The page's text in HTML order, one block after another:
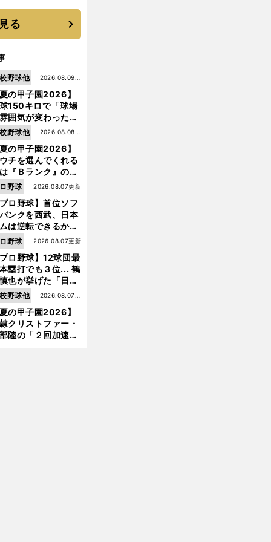
る
の甲子園2026】
150キロで「球場
囲気が変わった」
ぶり白星を呼ん
分商・平田玲翔の
れぬ才能
2026.08.09更
野球他
の甲子園2026】
チを選んでくれる
『Ｂランク』の選
ち」 八幡商が15
り甲子園をつかん
名門復活"の舞台裏
2026.08.08更
野球他
ロ野球】首位ソフ
ンクを西武、日本
は逆転できるか？
慎也が挙げる終
のキーマン３人
2026.08.07更新
野球
ロ野球】12球団最
塁打でも３位... 鶴
也が挙げた「日本
の誤算」とソフト
ク追撃のカギ
2026.08.07更新
野球
の甲子園2026】
クリストファー・
陸の「２回加速す
2026.08.07更
野球他